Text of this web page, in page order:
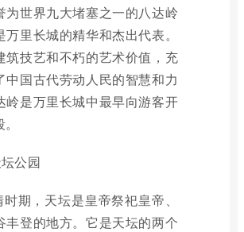
为世界九大堵塞之一的八达岭
万里长城的精华和杰出代表。
筑技艺和不朽的艺术价值，充
中国古代劳动人民的智慧和力
岭是万里长城中最早向游客开
公园
时期，天坛是皇帝祭祀皇帝、
丰登的地方。它是天坛的两个